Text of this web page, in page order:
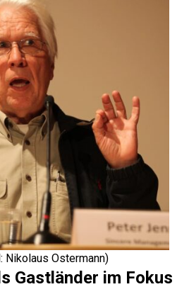
Nikolaus Ostermann)
Gastländer im Fokus